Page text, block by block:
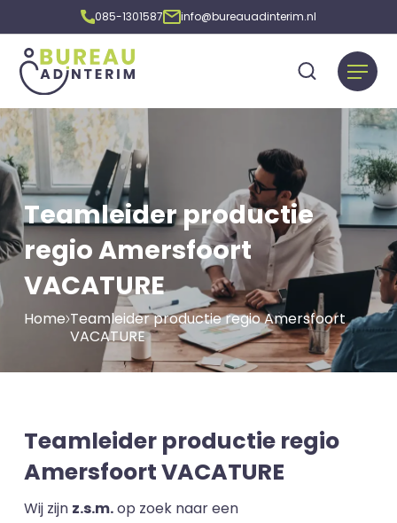
085-1301587 info@bureauadinterim.nl
Teamleider productie
regio Amersfoort
VACATURE
Home Teamleider productie regio Amersfoort
VACATURE
Teamleider productie regio
Amersfoort VACATURE
Wij zijn z.s.m.op zoek naar een